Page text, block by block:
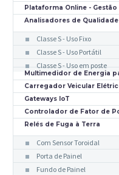
Plataforma Online -
Analisadores de
Classe S - Uso Fixo
Classe S - Uso Portátil
Classe S - Uso em poste
Multimedidor de Energia
Carregador Veicular
Gateways IoT
Controlador de Fator de
Relés de Fuga à Terra
Com Sensor Toroidal
Porta de Painel
Fundo de Painel